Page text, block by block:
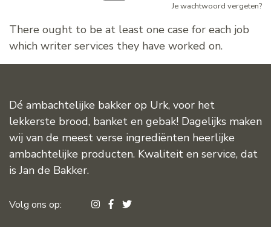
Je wachtwoord vergeten?
There ought to be at least one case for each job
which writer services they have worked on.
Dé ambachtelijke bakker op Urk, voor het
lekkerste brood, banket en gebak! Dagelijks maken
wij van de meest verse ingrediënten heerlijke
ambachtelijke producten. Kwaliteit en service, dat
is Jan de Bakker.
Volg ons op: